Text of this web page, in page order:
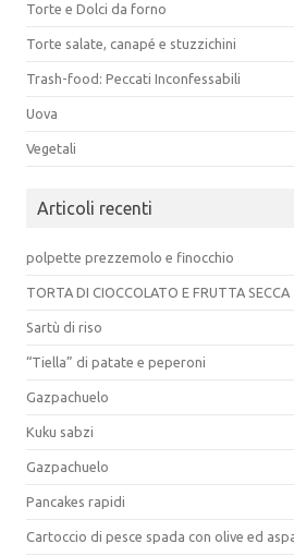
Torte e Dolci da forno
Torte salate, canapé e stuzzichini
Trash-food: Peccati Inconfessabili
Uova
Vegetali
Articoli recenti
polpette prezzemolo e finocchio
TORTA DI CIOCCOLATO E FRUTTA SECCA
Sartù di riso
“Tiella” di patate e peperoni
Gazpachuelo
Kuku sabzi
Gazpachuelo
Pancakes rapidi
Cartoccio di pesce spada con olive ed